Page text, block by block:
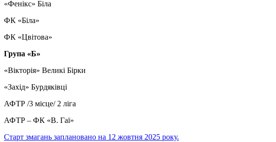
«Фенікс» Біла
ФК «Біла»
ФК «Цвітова»
Група «Б»
«Вікторія» Великі Бірки
«Захід» Бурдяківці
АФТР /3 місце/ 2 ліга
АФТР – ФК «В. Гаї»
Старт змагань заплановано на 12 жовтня 2025 року.